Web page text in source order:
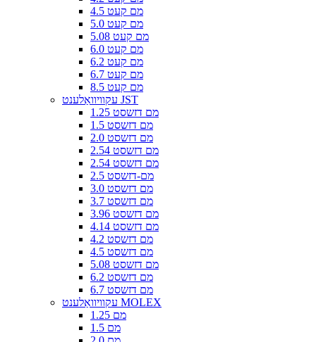
4.5 מם קעט
5.0 מם קעט
5.08 מם קעט
6.0 מם קעט
6.2 מם קעט
6.7 מם קעט
8.5 מם קעט
עקוויוואַלענט JST
1.25 מם דזשסט
1.5 מם דזשסט
2.0 מם דזשסט
2.54 מם דזשסט
2.54 מם דזשסט
2.5 מם-דזשסט
3.0 מם דזשסט
3.7 מם דזשסט
3.96 מם דזשסט
4.14 מם דזשסט
4.2 מם דזשסט
4.5 מם דזשסט
5.08 מם דזשסט
6.2 מם דזשסט
6.7 מם דזשסט
עקוויוואַלענט MOLEX
1.25 מם
1.5 מם